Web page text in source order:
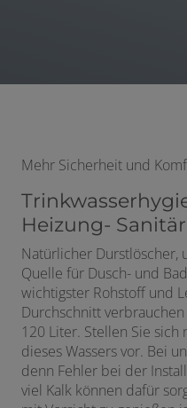
Mehr Sicherheit und
Heizung-
Natürlicher Durstlöscher,
Quelle für Dusch- und
wichtigster Rohstoff und
Durchschnitt
120 Liter. Stellen Sie
dieses Wassers vor. Bei
denn Fehler bei der
viel Kalk können dafür